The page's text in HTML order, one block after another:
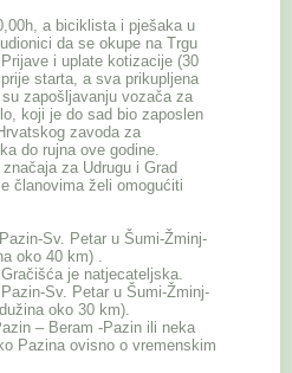
a biciklista i pješaka u
da se okupe na Trgu
i uplate kotizacije (30
starta, a sva prikupljena
zapošljavanju vozača za
koji je do sad bio zaposlen
zavoda za
do rujna ove godine.
za Udrugu i Grad
članovima želi omogućiti
Sv. Petar u Šumi-Žminj-
oko 40 km) .
je natjecateljska.
Sv. Petar u Šumi-Žminj-
oko 30 km).
– Beram -Pazin ili neka
Pazina ovisno o vremenskim